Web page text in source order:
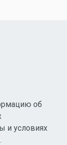
об
и условиях